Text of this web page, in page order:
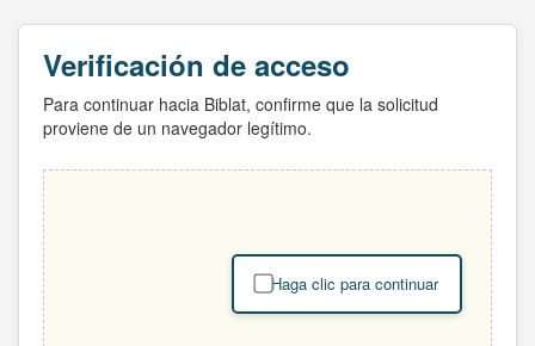
Verificación de acceso
Para continuar hacia Biblat, confirme que la solicitud
proviene de un navegador legítimo.
Haga clic para continuar